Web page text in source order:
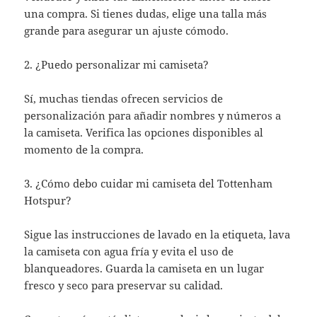
una compra. Si tienes dudas, elige una talla más
grande para asegurar un ajuste cómodo.
2. ¿Puedo personalizar mi camiseta?
Sí, muchas tiendas ofrecen servicios de
personalización para añadir nombres y números a
la camiseta. Verifica las opciones disponibles al
momento de la compra.
3. ¿Cómo debo cuidar mi camiseta del Tottenham
Hotspur?
Sigue las instrucciones de lavado en la etiqueta, lava
la camiseta con agua fría y evita el uso de
blanqueadores. Guarda la camiseta en un lugar
fresco y seco para preservar su calidad.